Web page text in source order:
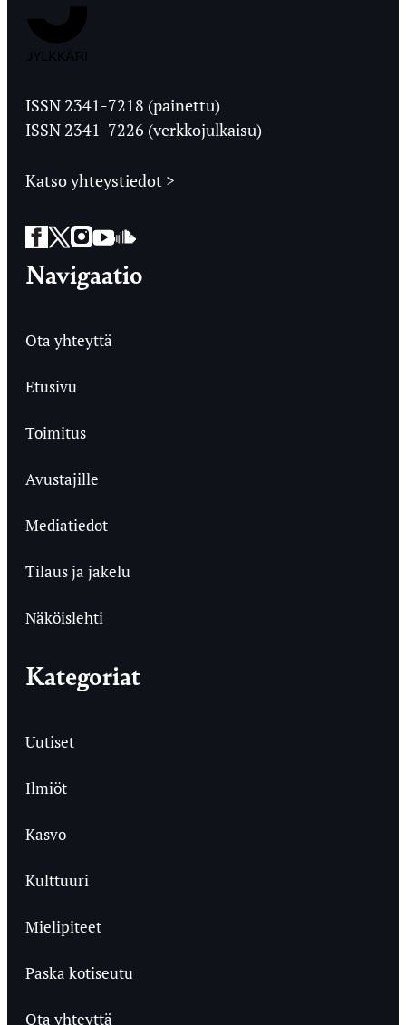
Ylioppilaslehti
ISSN 2341-7218 (painettu)
ISSN 2341-7226 (verkkojulkaisu)
Katso yhteystiedot >
Facebook
Twitter
Instagram
YouTube
SoundCloud
Navigaatio
Ota yhteyttä
Etusivu
Toimitus
Avustajille
Mediatiedot
Tilaus ja jakelu
Näköislehti
Kategoriat
Uutiset
Ilmiöt
Kasvo
Kulttuuri
Mielipiteet
Paska kotiseutu
Ota yhteyttä